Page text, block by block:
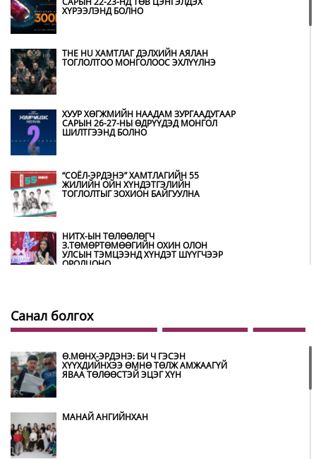
ХҮРЭЭЛЭНД БОЛНО
THE HU ХАМТЛАГ ДЭЛХИЙН АЯЛАН
ТОГЛОЛТОО МОНГОЛООС ЭХЛҮҮЛНЭ
ХУУР ХӨГЖМИЙН НААДАМ ЗУРГААДУГААР
САРЫН 26-27-НЫ ӨДРҮҮДЭД МОНГОЛ
ШИЛТГЭЭНД БОЛНО
“СОЁЛ-ЭРДЭНЭ” ХАМТЛАГИЙН 55
ЖИЛИЙН ОЙН ХҮНДЭТГЭЛИЙН
ТОГЛОЛТЫГ ЗОХИОН БАЙГУУЛНА
НИТХ-ЫН ТӨЛӨӨЛӨГЧ
З.ТӨМӨРТӨМӨӨГИЙН ОХИН ОЛОН
УЛСЫН ТЭМЦЭЭНД ХҮНДЭТ ШҮҮГЧЭЭР
ОРОЛЦОНО
ШАЛГАРЧЭЭ
МУГЖ Э.ЛХАГВА-ОЧИР НАЛАЙХ
ДҮҮРГИЙН 43 ДАХЬ ХҮНДЭТ ИРГЭН
БОЛЖЭЭ
МУГЖ ЦОЛООР ШАГНУУЛСАН
Санал болгох
Ө.МӨНХ-ЭРДЭНЭ: БИ Ч ГЭСЭН
ХҮҮХДИЙНХЭЭ ӨМНӨ ТӨЛЖ АМЖААГҮЙ
ЯВАА ТӨЛӨӨСТЭЙ ЭЦЭГ ХҮН
МАНАЙ АНГИЙНХАН